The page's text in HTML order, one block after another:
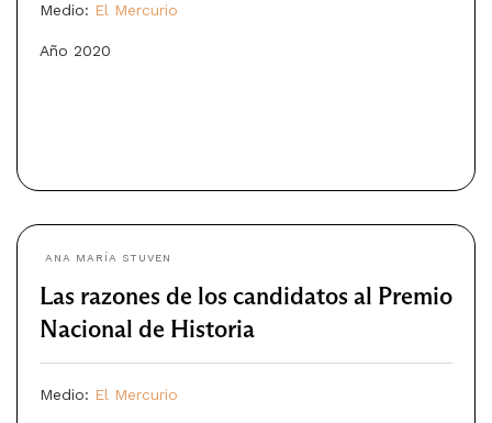
Medio: El Mercurio
Año 2020
ANA MARÍA STUVEN
Las razones de los candidatos al Premio
Nacional de Historia
Medio: El Mercurio